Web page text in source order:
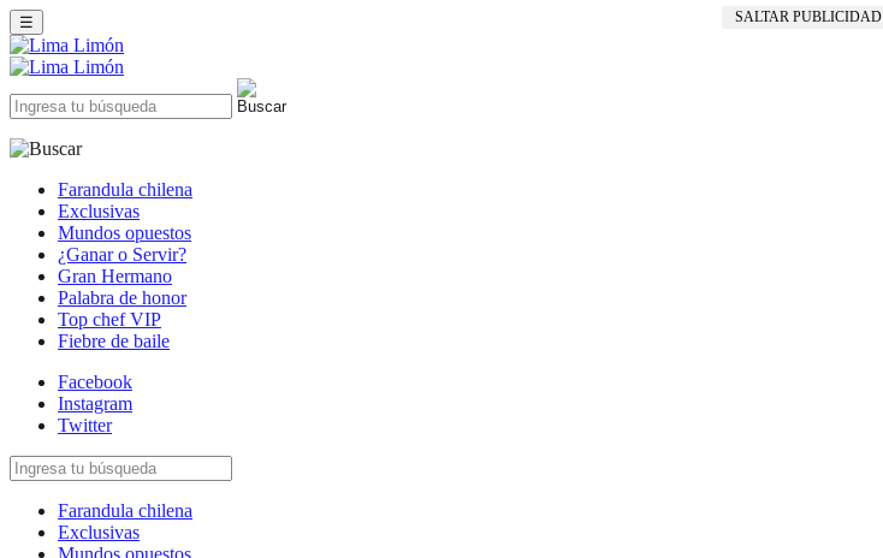
SALTAR PUBLICIDAD
☰
Farandula chilena
Exclusivas
Mundos opuestos
¿Ganar o Servir?
Gran Hermano
Palabra de honor
Top chef VIP
Fiebre de baile
Facebook
Instagram
Twitter
Farandula chilena
Exclusivas
Mundos opuestos